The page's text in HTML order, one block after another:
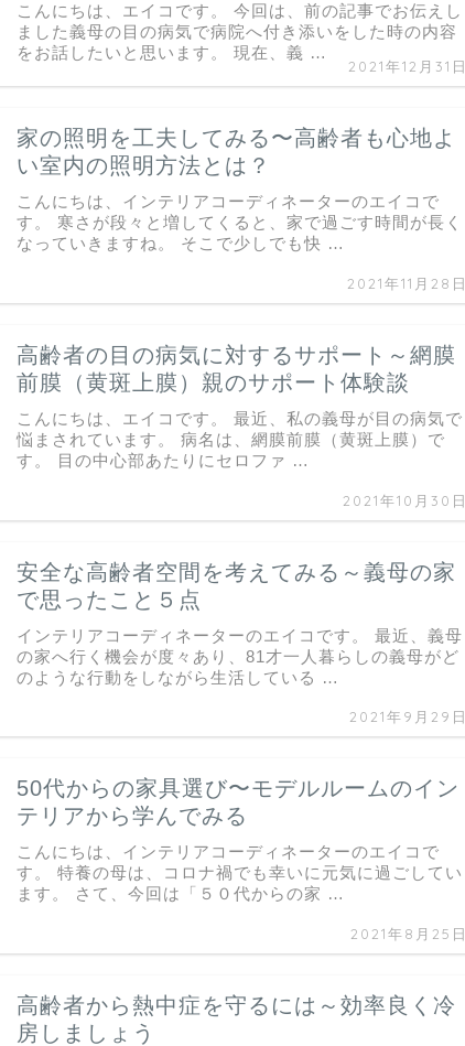
2021年12月31日
こんにちは、エイコです。 今回は、前の記事でお伝えし
ました義母の目の病気で病院へ付き添いをした時の内容
をお話したいと思います。 現在、義 …
家の照明を工夫してみる〜高齢者も心地よ
い室内の照明方法とは？
2021年11月28日
こんにちは、インテリアコーディネーターのエイコで
す。 寒さが段々と増してくると、家で過ごす時間が長く
なっていきますね。 そこで少しでも快 …
高齢者の目の病気に対するサポート～網膜
前膜（黄斑上膜）親のサポート体験談
2021年10月30日
こんにちは、エイコです。 最近、私の義母が目の病気で
悩まされています。 病名は、網膜前膜（黄斑上膜）で
す。 目の中心部あたりにセロファ …
安全な高齢者空間を考えてみる～義母の家
で思ったこと５点
2021年9月29日
インテリアコーディネーターのエイコです。 最近、義母
の家へ行く機会が度々あり、81才一人暮らしの義母がど
のような行動をしながら生活している …
50代からの家具選び〜モデルルームのイン
テリアから学んでみる
2021年8月25日
こんにちは、インテリアコーディネーターのエイコで
す。 特養の母は、コロナ禍でも幸いに元気に過ごしてい
ます。 さて、今回は「５０代からの家 …
高齢者から熱中症を守るには～効率良く冷
房しましょう